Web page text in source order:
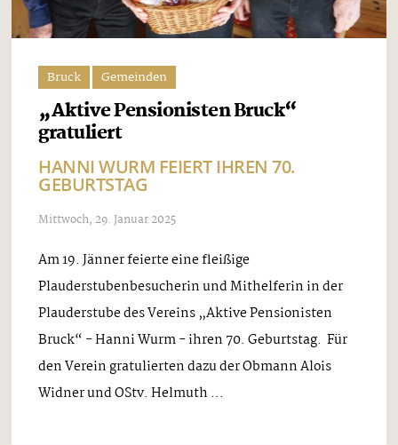
Bruck Gemeinden
„Aktive Pensionisten Bruck“
gratuliert
HANNI WURM FEIERT IHREN 70.
GEBURTSTAG
Mittwoch, 29. Januar 2025
Am 19. Jänner feierte eine fleißige
Plauderstubenbesucherin und Mithelferin in der
Plauderstube des Vereins „Aktive Pensionisten
Bruck“ - Hanni Wurm - ihren 70. Geburtstag. Für
den Verein gratulierten dazu der Obmann Alois
Widner und OStv. Helmuth ...